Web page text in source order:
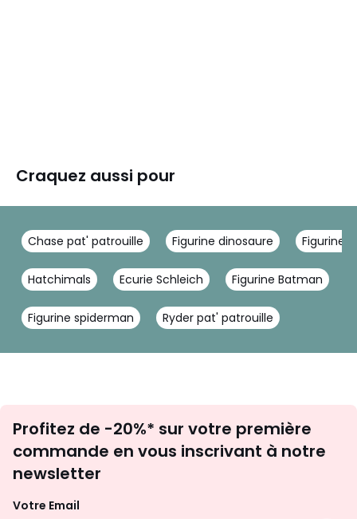
Craquez aussi pour
Chase pat' patrouille Figurine dinosaure Figurine
Hatchimals Ecurie Schleich Figurine Batman
Figurine spiderman Ryder pat' patrouille
newsletter
Profitez de -20%* sur votre première
commande en vous inscrivant à notre
newsletter
Votre Email